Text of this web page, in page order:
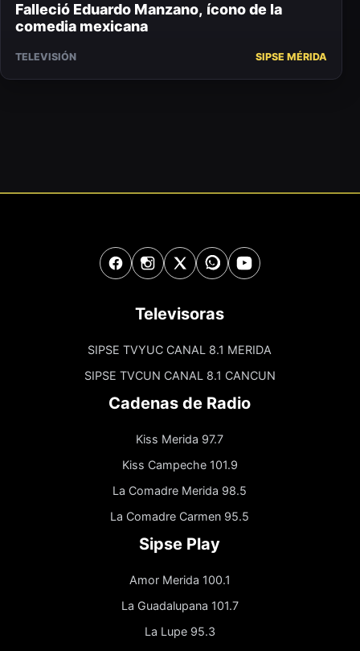
Falleció Eduardo Manzano, ícono de la
comedia mexicana
TELEVISIÓN SIPSE MÉRIDA
Televisoras
SIPSE TVYUC CANAL 8.1 MERIDA
SIPSE TVCUN CANAL 8.1 CANCUN
Cadenas de Radio
Kiss Merida 97.7
Kiss Campeche 101.9
La Comadre Merida 98.5
La Comadre Carmen 95.5
Sipse Play
Amor Merida 100.1
La Guadalupana 101.7
La Lupe 95.3